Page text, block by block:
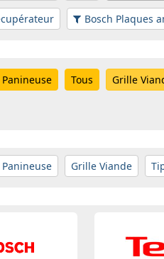
Bosch Plaques
Tous Grille
Grille Viande